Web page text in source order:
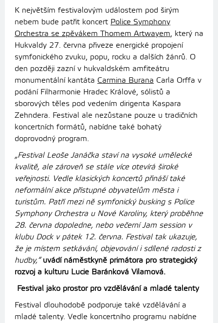
K největším festivalovým událostem pod širým
nebem bude patřit koncert Police Symphony
Orchestra se zpěvákem Thomem Artwayem, který na
Hukvaldy 27. června přiveze energické propojení
symfonického zvuku, popu, rocku a dalších žánrů. O
den později zazní v hukvaldském amfiteátru
monumentální kantáta Carmina Burana Carla Orffa v
podání Filharmonie Hradec Králové, sólistů a
sborových těles pod vedením dirigenta Kaspara
Zehndera. Festival ale nezůstane pouze u tradičních
koncertních formátů, nabídne také bohatý
doprovodný program.
„Festival Leoše Janáčka staví na vysoké umělecké
kvalitě, ale zároveň se stále více otevírá široké
veřejnosti. Vedle klasických koncertů přináší také
neformální akce přístupné obyvatelům města i
turistům. Patří mezi ně symfonický busking s Police
Symphony Orchestra u Nové Karoliny, který proběhne
28. června dopoledne, nebo večerní Jam session v
klubu Dock v pátek 12. června. Festival tak ukazuje,
že je místem setkávání, objevování i sdílené radosti z
hudby,“uvádí náměstkyně primátora pro strategický
rozvoj a kulturu Lucie Baránková Vilamová.
Festival jako prostor pro vzdělávání a mladé talenty
Festival dlouhodobě podporuje také vzdělávání a
mladé talenty. Vedle koncertního programu nabídne